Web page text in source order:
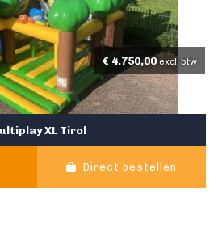
XL Tirol
€ 4.750,00 excl. btw
Direct bestellen